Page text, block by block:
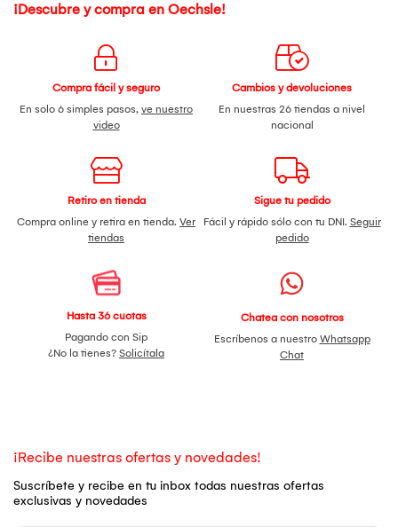
¡Descubre y compra en Oechsle!
Compra fácil y seguro
En solo 6 simples pasos, ve nuestro
video
Cambios y devoluciones
En nuestras 26 tiendas a nivel
nacional
Retiro en tienda
Compra online y retira en tienda. Ver
tiendas
Sigue tu pedido
Fácil y rápido sólo con tu DNI. Seguir
pedido
Hasta 36 cuotas
Pagando con Sip
¿No la tienes? Solicítala
Chatea con nosotros
Escríbenos a nuestro Whatsapp
Chat
¡Recibe nuestras ofertas y novedades!
Suscríbete y recibe en tu inbox todas nuestras ofertas
exclusivas y novedades